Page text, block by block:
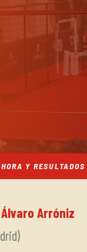
HORA Y RESULTADOS
Álvaro Arróniz